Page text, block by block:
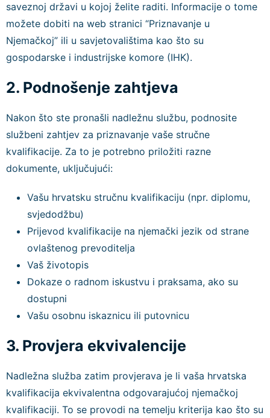
saveznoj državi u kojoj želite raditi. Informacije o tome
možete dobiti na web stranici “Priznavanje u
Njemačkoj” ili u savjetovalištima kao što su
gospodarske i industrijske komore (IHK).
2. Podnošenje zahtjeva
Nakon što ste pronašli nadležnu službu, podnosite
službeni zahtjev za priznavanje vaše stručne
kvalifikacije. Za to je potrebno priložiti razne
dokumente, uključujući:
Vašu hrvatsku stručnu kvalifikaciju (npr. diplomu,
svjedodžbu)
Prijevod kvalifikacije na njemački jezik od strane
ovlaštenog prevoditelja
Vaš životopis
Dokaze o radnom iskustvu i praksama, ako su
dostupni
Vašu osobnu iskaznicu ili putovnicu
3. Provjera ekvivalencije
Nadležna služba zatim provjerava je li vaša hrvatska
kvalifikacija ekvivalentna odgovarajućoj njemačkoj
kvalifikaciji. To se provodi na temelju kriterija kao što su